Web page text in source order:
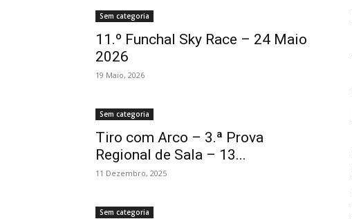
Sem categoria
11.º Funchal Sky Race – 24 Maio
2026
19 Maio, 2026
Sem categoria
Tiro com Arco – 3.ª Prova
Regional de Sala – 13...
11 Dezembro, 2025
Sem categoria